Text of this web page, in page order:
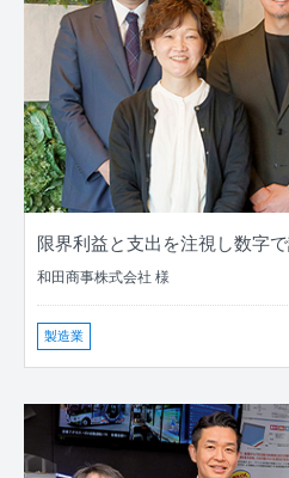
限界利益と支出を注視し数字
和田商事株式会社 様
製造業